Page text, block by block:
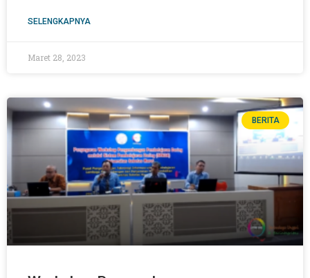
SELENGKAPNYA
Maret 28, 2023
BERITA